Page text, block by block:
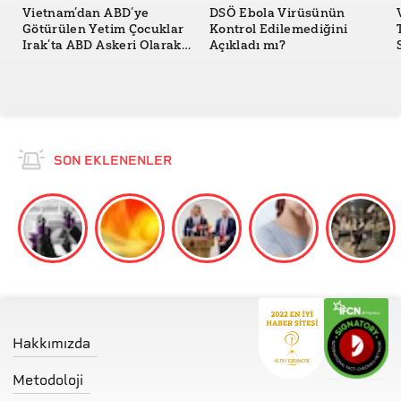
Vietnam’dan ABD’ye
Götürülen Yetim Çocuklar
Irak’ta ABD Askeri Olarak
DSÖ Ebola Virüsünün
Kontrol Edilemediğini
Açıkladı mı?
SON EKLENENLER
Hakkımızda
Metodoloji